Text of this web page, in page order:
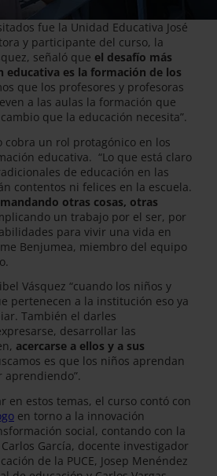
fue la Unidad Educativa José
y participante del curso, la
señaló que el desafío más
educativa es la formación de los
que los profesores y profesoras
a las aulas la formación que
que la educación necesita”.
cobra un rol protagónico en los
educativa. “Lo que está claro
de educación en las
contentos ni felices en la escuela.
otras cosas, otras
un trabajo por el ser, por
para vivir una vida en
Benjumea, miembro del equipo
Vásquez “cuando los niños y
pertenecen a la institución eso ya
También el darles
desarrollar las
acercarse a ellos y a sus
es que los niños aprendan
en estos temas, el curso contó con
en torno a la innovación
social, contando con la
García, docente investigador
de la PUCE, Josep Menéndez